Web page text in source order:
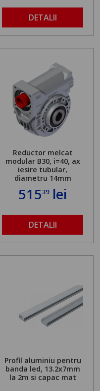
DETALII
Reductor melcat
modular B30, i=40, ax
iesire tubular,
diametru 14mm
51539lei
DETALII
Profil aluminiu pentru
banda led, 13.2x7mm
la 2m si capac mat